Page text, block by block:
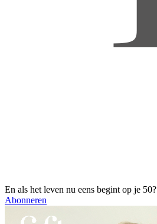
En als het leven nu eens begint op je 50?
Abonneren